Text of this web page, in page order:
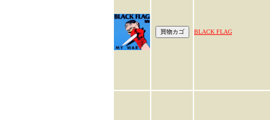
BLACK FLAG